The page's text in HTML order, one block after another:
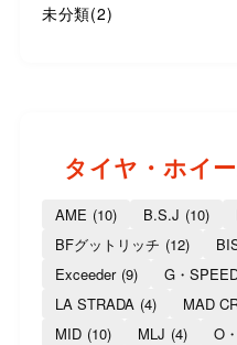
未分類(2)
タイヤ・ホイ
AME (10) B.S.J (10)
BFグットリッチ (12)
Exceeder (9) G・
LA STRADA (4) MAD
MID (10) MLJ (4) O